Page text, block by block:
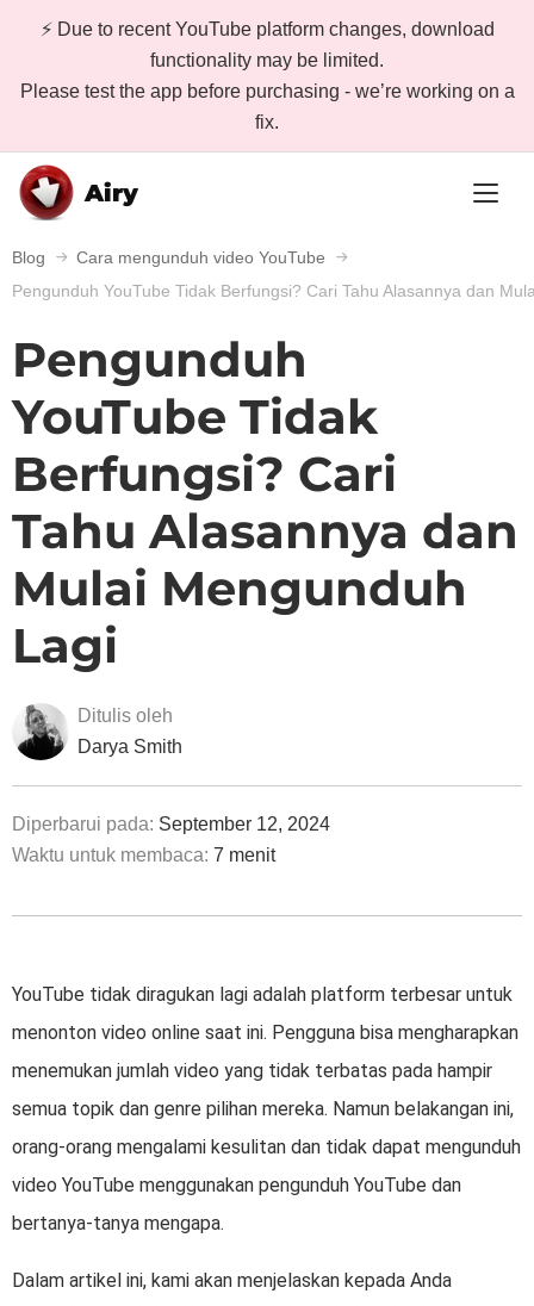
⚡ Due to recent YouTube platform changes, download
functionality may be limited.
Please test the app before purchasing - we’re working on a
fix.
Airy
Blog
Cara mengunduh video YouTube
Pengunduh YouTube Tidak Berfungsi? Cari Tahu Alasannya dan
Pengunduh
YouTube Tidak
Berfungsi? Cari
Tahu Alasannya dan
Mulai Mengunduh
Lagi
Ditulis oleh
Darya Smith
Diperbarui pada: September 12, 2024
Waktu untuk membaca: 7 menit
YouTube tidak diragukan lagi adalah platform terbesar untuk
menonton video online saat ini. Pengguna bisa mengharapkan
menemukan jumlah video yang tidak terbatas pada hampir
semua topik dan genre pilihan mereka. Namun belakangan ini,
orang-orang mengalami kesulitan dan tidak dapat mengunduh
video YouTube menggunakan pengunduh YouTube dan
bertanya-tanya mengapa.
Dalam artikel ini, kami akan menjelaskan kepada Anda